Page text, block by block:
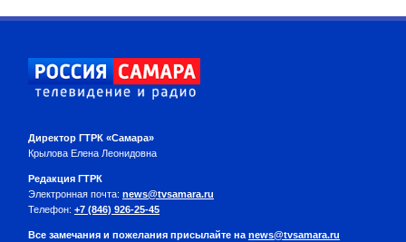
Директор ГТРК «Самара»
Крылова Елена Леонидовна
Редакция ГТРК
Электронная почта: news@tvsamara.ru
Телефон: +7 (846) 926-25-45
Все замечания и пожелания присылайте на news@tvsamara.ru